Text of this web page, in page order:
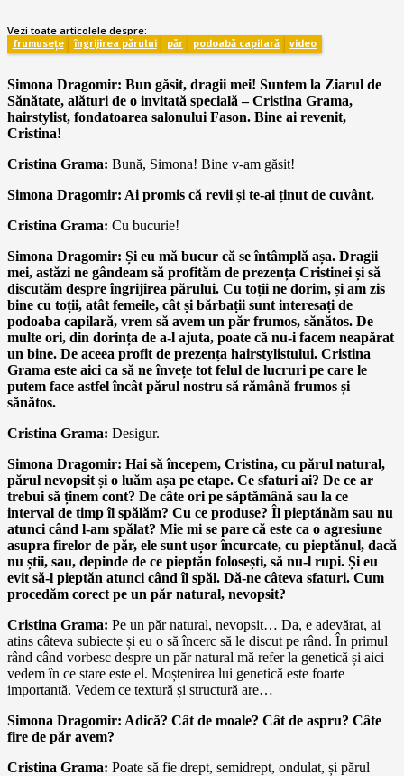
Vezi toate articolele despre:
frumusețe îngrijirea părului păr podoabă capilară video
Simona Dragomir: Bun găsit, dragii mei! Suntem la Ziarul de
Sănătate, alături de o invitată specială – Cristina Grama,
hairstylist, fondatoarea salonului Fason. Bine ai revenit,
Cristina!
Cristina Grama: Bună, Simona! Bine v-am găsit!
Simona Dragomir: Ai promis că revii și te-ai ținut de cuvânt.
Cristina Grama: Cu bucurie!
Simona Dragomir: Și eu mă bucur că se întâmplă așa. Dragii
mei, astăzi ne gândeam să profităm de prezența Cristinei și să
discutăm despre îngrijirea părului. Cu toții ne dorim, și am zis
bine cu toții, atât femeile, cât și bărbații sunt interesați de
podoaba capilară, vrem să avem un păr frumos, sănătos. De
multe ori, din dorința de a-l ajuta, poate că nu-i facem neapărat
un bine. De aceea profit de prezența hairstylistului. Cristina
Grama este aici ca să ne învețe tot felul de lucruri pe care le
putem face astfel încât părul nostru să rămână frumos și
sănătos.
Cristina Grama: Desigur.
Simona Dragomir: Hai să începem, Cristina, cu părul natural,
părul nevopsit și o luăm așa pe etape. Ce sfaturi ai? De ce ar
trebui să ținem cont? De câte ori pe săptămână sau la ce
interval de timp îl spălăm? Cu ce produse? Îl pieptănăm sau nu
atunci când l-am spălat? Mie mi se pare că este ca o agresiune
asupra firelor de păr, ele sunt ușor încurcate, cu pieptănul, dacă
nu știi, sau, depinde de ce pieptăn folosești, să nu-l rupi. Și eu
evit să-l pieptăn atunci când îl spăl. Dă-ne câteva sfaturi. Cum
procedăm corect pe un păr natural, nevopsit?
Cristina Grama: Pe un păr natural, nevopsit… Da, e adevărat, ai
atins câteva subiecte și eu o să încerc să le discut pe rând. În primul
rând când vorbesc despre un păr natural mă refer la genetică și aici
vedem în ce stare este el. Moștenirea lui genetică este foarte
importantă. Vedem ce textură și structură are…
Simona Dragomir: Adică? Cât de moale? Cât de aspru? Câte
fire de păr avem?
Cristina Grama: Poate să fie drept, semidrept, ondulat, și părul